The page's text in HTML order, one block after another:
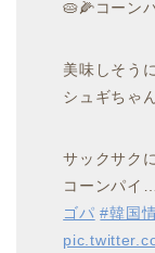
🥧🌽コーン
美味しそう
シュギちゃ
サックサク
コーンパイ
ゴパ #韓国